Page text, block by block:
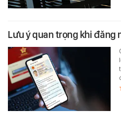
Lưu ý quan trọng khi đăng